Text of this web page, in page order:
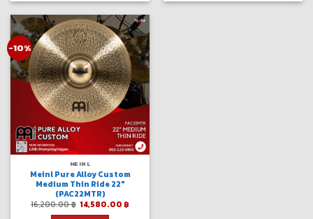
-10%
MEINL
Meinl Pure Alloy Custom
Medium Thin Ride 22″
(PAC22MTR)
16,200.00฿ Original
price
14,580.00 ฿